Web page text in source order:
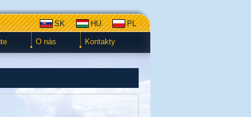
SK HU PL
O nás Kontakty